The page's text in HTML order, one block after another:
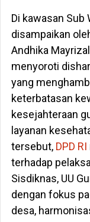
Di kawasan Sub
disampaikan
Andhika
menyoroti
yang
keterbatasan
kesejahteraan
layanan
tersebut, DPD RI
terhadap
Sisdiknas, UU
dengan fokus
desa,